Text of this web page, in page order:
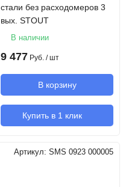
стали без расходомеров 3
вых. STOUT
В наличии
9 477 Руб. / шт
В корзину
Купить в 1 клик
Артикул: SMS 0923 000005